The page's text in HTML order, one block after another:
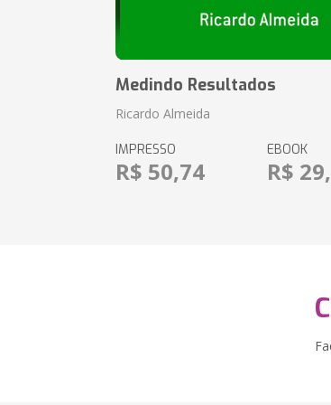
Medindo Resultados
Ricardo Almeida
IMPRESSO
R$ 50,74
EBOOK
R$